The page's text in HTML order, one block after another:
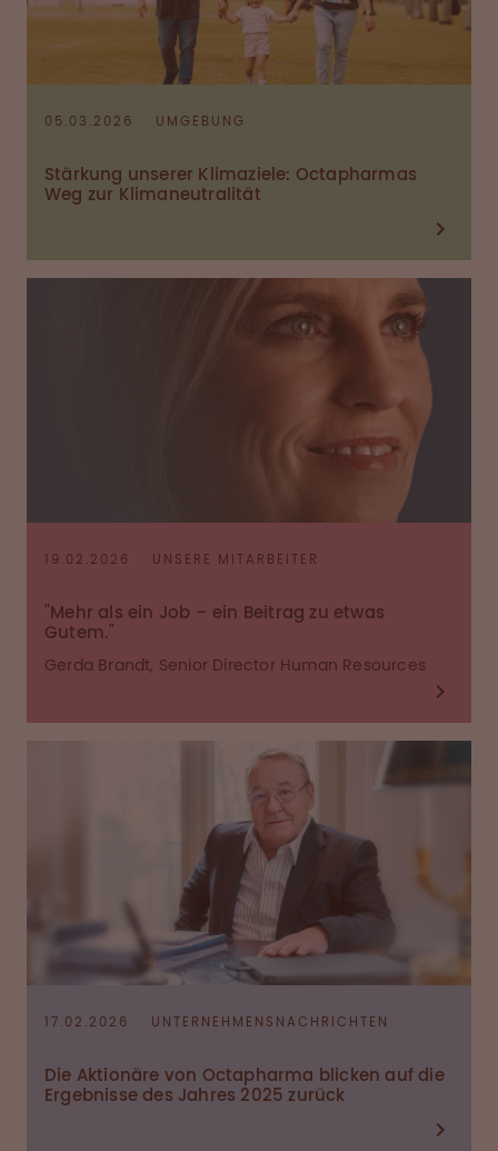
05.03.2026 UMGEBUNG
Stärkung unserer Klimaziele: Octapharmas
Weg zur Klimaneutralität
19.02.2026 UNSERE MITARBEITER
"Mehr als ein Job – ein Beitrag zu etwas
Gutem."
Gerda Brandt, Senior Director Human Resources
17.02.2026 UNTERNEHMENSNACHRICHTEN
Die Aktionäre von Octapharma blicken auf die
Ergebnisse des Jahres 2025 zurück